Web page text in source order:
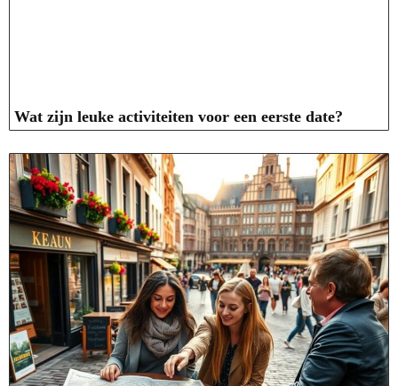
Wat zijn leuke activiteiten voor een eerste date?